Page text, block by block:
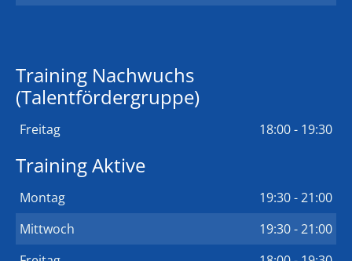
Training Nachwuchs
(Talentfördergruppe)
Freitag 18:00 - 19:30
Training Aktive
Montag
19:30 - 21:00
Mittwoch
19:30 - 21:00